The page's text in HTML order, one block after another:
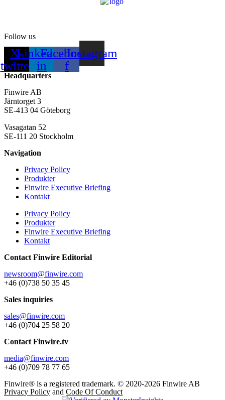
Follow us
X-
twitter
Linkedin-
in
Facebook-
f
Instagram
Headquarters
Finwire AB
Järntorget 3
SE-413 04 Göteborg
Vasagatan 52
SE-111 20 Stockholm
Navigation
Privacy Policy
Produkter
Finwire Executive Briefing
Kontakt
Privacy Policy
Produkter
Finwire Executive Briefing
Kontakt
Contact Finwire Editorial
newsroom@finwire.com
+46 (0)738 50 35 45
Sales inquiries
sales@finwire.com
+46 (0)704 25 58 20
Contact Finwire.tv
media@finwire.com
+46 (0)709 78 77 65
Finwire® is a registered trademark. © 2020-2026 Finwire AB
Privacy Policy and Code Of Conduct